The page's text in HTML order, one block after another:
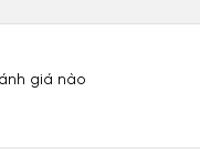
giá nào